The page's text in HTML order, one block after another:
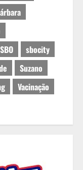
SBO
sbocity
Suzano
Vacinação